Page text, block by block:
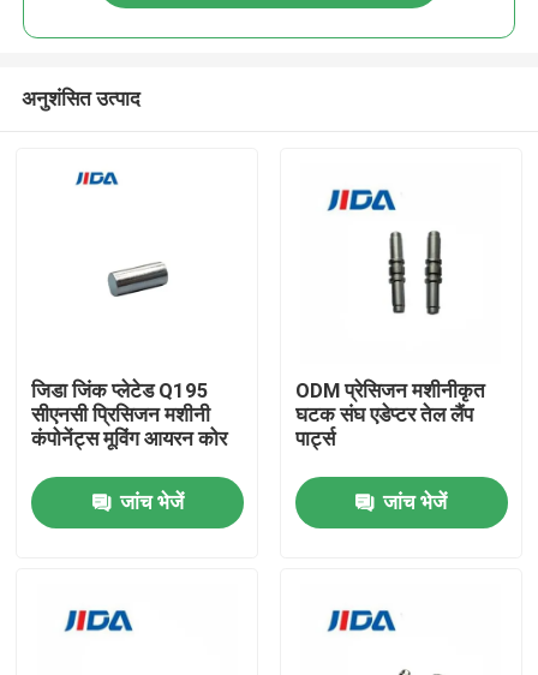
घर
अनुशंसित उत्पाद
जिडा जिंक प्लेटेड Q195
सीएनसी प्रिसिजन मशीनी
कंपोनेंट्स मूविंग आयरन कोर
जांच भेजें
ODM प्रेसिजन मशीनीकृत
घटक संघ एडेप्टर तेल लैंप
पार्ट्स
जांच भेजें